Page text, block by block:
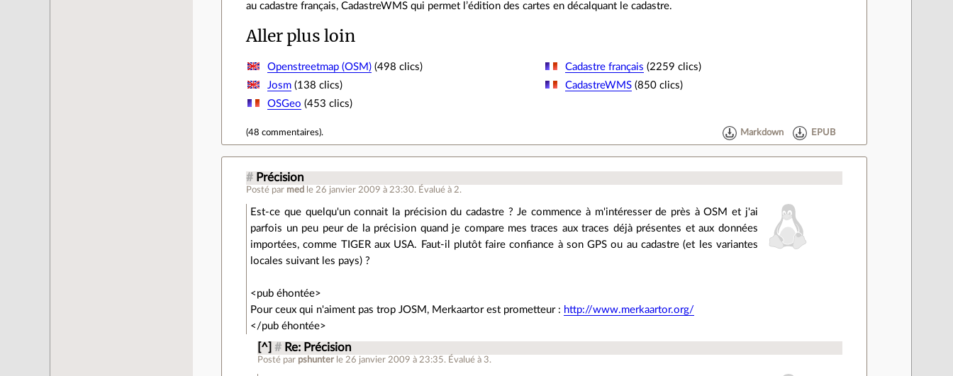
au cadastre français, CadastreWMS qui permet l’édition des cartes en décalquant le cadastre.
Aller plus loin
Openstreetmap (OSM)(498 clics) Cadastre français (2259 clics)
Josm(138 clics) CadastreWMS (850 clics)
OSGeo (453 clics)
(48 commentaires). Markdown EPUB
# Précision
Posté par med le 26 janvier 2009 à 23:30. Évalué à2.
Est-ce que quelqu'un connait la précision du cadastre ? Je commence à m'intéresser de près à OSM et j'ai
parfois un peu peur de la précision quand je compare mes traces aux traces déjà présentes et aux données
importées, comme TIGER aux USA. Faut-il plutôt faire confiance à son GPS ou au cadastre (et les variantes
locales suivant les pays) ?
<pub éhontée>
Pour ceux qui n'aiment pas trop JOSM, Merkaartor est prometteur : http://www.merkaartor.org/
</pub éhontée>
[^] # Re: Précision
Posté par pshunter le 26 janvier 2009 à 23:35. Évalué à 3.